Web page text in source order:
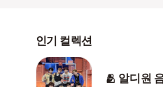
인기 컬렉션